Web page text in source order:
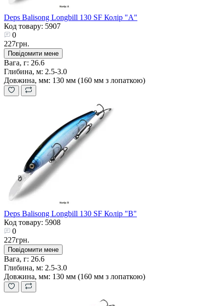
Deps Balisong Longbill 130 SF Колір "A"
Код товару: 5907
0
227грн.
Повідомити мене
Вага, г: 26.6
Глибина, м: 2.5-3.0
Довжина, мм: 130 мм (160 мм з лопаткою)
Deps Balisong Longbill 130 SF Колір "B"
Код товару: 5908
0
227грн.
Повідомити мене
Вага, г: 26.6
Глибина, м: 2.5-3.0
Довжина, мм: 130 мм (160 мм з лопаткою)